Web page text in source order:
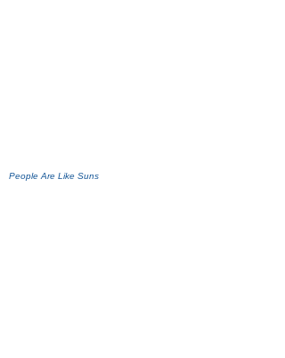
People Are Like Suns